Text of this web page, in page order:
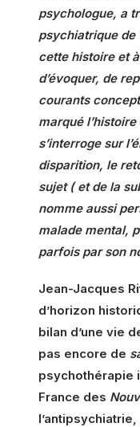
psychologue, a
psychiatrique de
cette histoire et
d’évoquer, de
courants
marqué
s’interroge sur
disparition, le
sujet ( et de la
nomme aussi
malade mental,
parfois par son
Jean-Jacques
d’horizon
bilan d’une vie
pas encore de
psychothérapie
France des